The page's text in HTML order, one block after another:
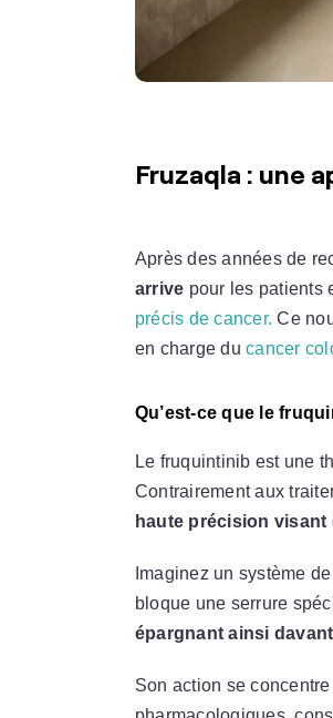
Fruzaqla : une
Après des années de
arrive pour les patients
précis de cancer. Ce
en charge ducancer
Qu’est-ce que le
Le fruquintinib est une
Contrairement aux
haute précision
Imaginez un système
bloque une serrure
épargnant ainsi
Son action se concentre